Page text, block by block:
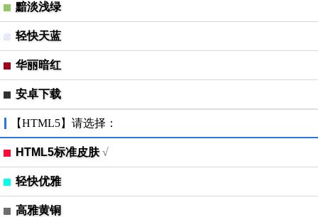
黯淡浅绿
轻快天蓝
华丽暗红
安卓下载
【HTML5】请选择：
HTML5标准皮肤√
轻快优雅
高雅黄铜